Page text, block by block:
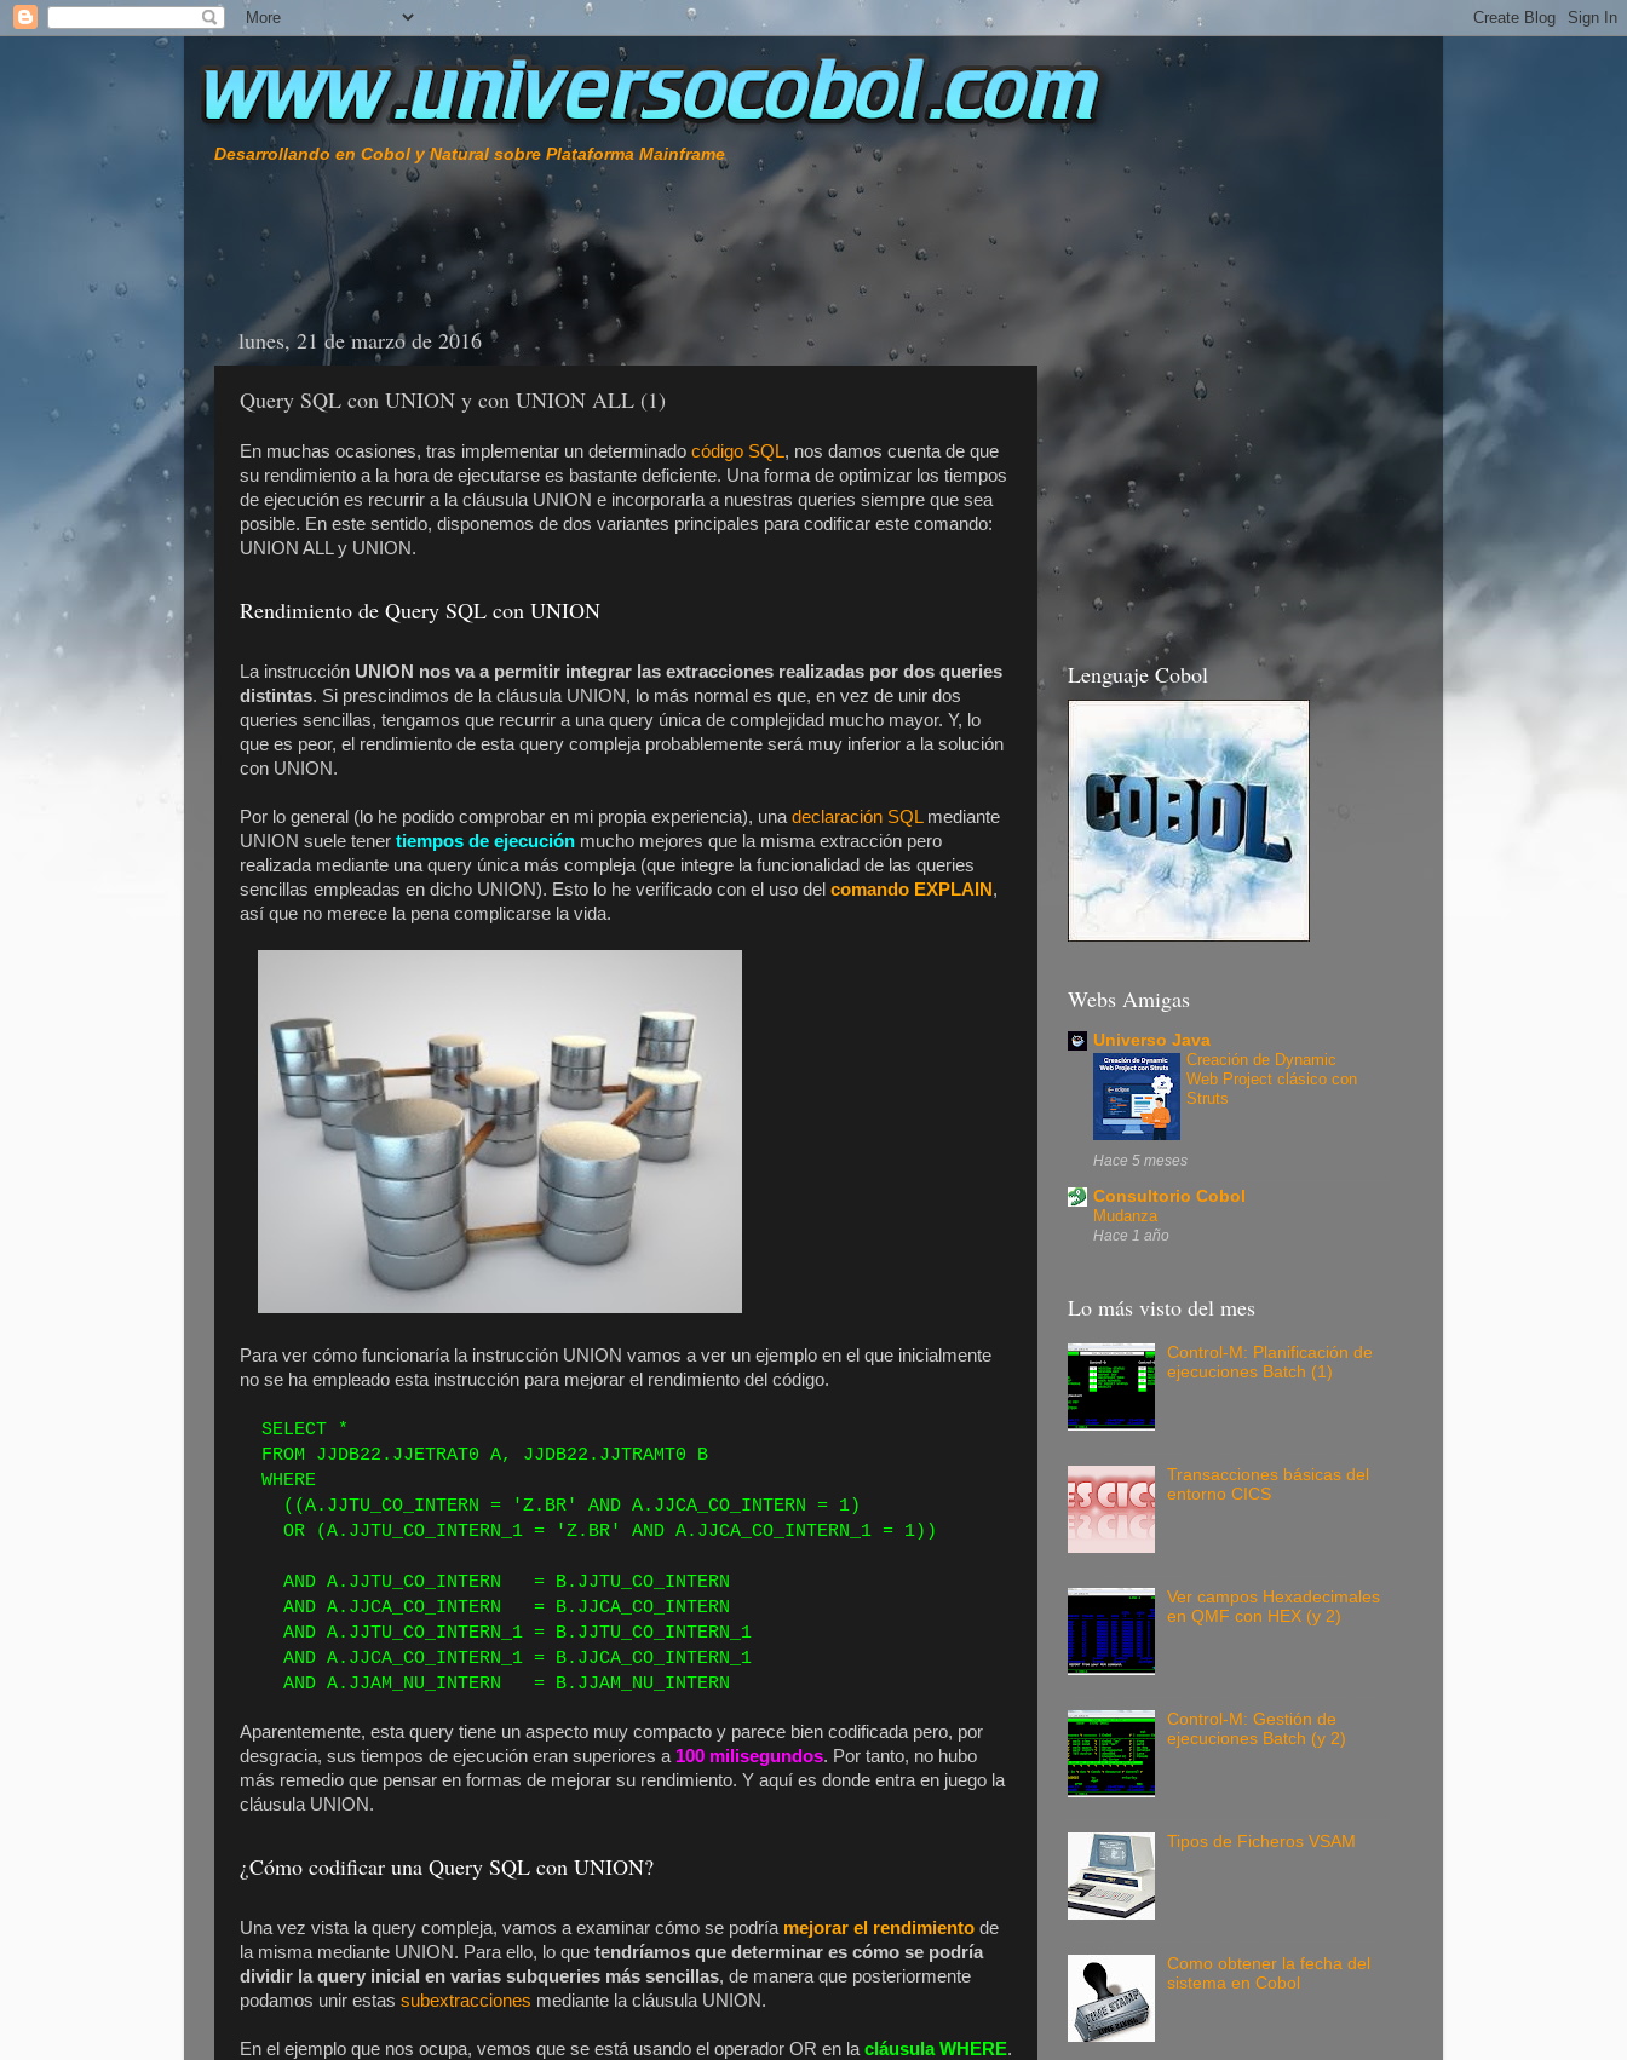
Desarrollando en Cobol y Natural sobre Plataforma Mainframe
lunes, 21 de marzo de 2016
Query SQL con UNION y con UNION ALL (1)
En muchas ocasiones, tras implementar un determinado código SQL, nos damos cuenta de que
su rendimiento a la hora de ejecutarse es bastante deficiente. Una forma de optimizar los tiempos
de ejecución es recurrir a la cláusula UNION e incorporarla a nuestras queries siempre que sea
posible. En este sentido, disponemos de dos variantes principales para codificar este comando:
UNION ALL y UNION.
Rendimiento de Query SQL con UNION
La instrucción UNION nos va a permitir integrar las extracciones realizadas por dos queries
distintas. Si prescindimos de la cláusula UNION, lo más normal es que, en vez de unir dos
queries sencillas, tengamos que recurrir a una query única de complejidad mucho mayor. Y, lo
que es peor, el rendimiento de esta query compleja probablemente será muy inferior a la solución
con UNION.
Por lo general (lo he podido comprobar en mi propia experiencia), una declaración SQLmediante
UNION suele tener tiempos de ejecución mucho mejores que la misma extracción pero
realizada mediante una query única más compleja (que integre la funcionalidad de las queries
sencillas empleadas en dicho UNION). Esto lo he verificado con el uso del comando EXPLAIN,
así que no merece la pena complicarse la vida.
Para ver cómo funcionaría la instrucción UNION vamos a ver un ejemplo en el que inicialmente
no se ha empleado esta instrucción para mejorar el rendimiento del código.
SELECT *
FROM JJDB22.JJETRAT0 A, JJDB22.JJTRAMT0 B
WHERE
((A.JJTU_CO_INTERN = 'Z.BR' AND A.JJCA_CO_INTERN = 1)
OR (A.JJTU_CO_INTERN_1 = 'Z.BR' AND A.JJCA_CO_INTERN_1 = 1))
AND A.JJTU_CO_INTERN = B.JJTU_CO_INTERN
AND A.JJCA_CO_INTERN = B.JJCA_CO_INTERN
AND A.JJTU_CO_INTERN_1 = B.JJTU_CO_INTERN_1
AND A.JJCA_CO_INTERN_1 = B.JJCA_CO_INTERN_1
AND A.JJAM_NU_INTERN = B.JJAM_NU_INTERN
Aparentemente, esta query tiene un aspecto muy compacto y parece bien codificada pero, por
desgracia, sus tiempos de ejecución eran superiores a 100 milisegundos. Por tanto, no hubo
más remedio que pensar en formas de mejorar su rendimiento. Y aquí es donde entra en juego la
cláusula UNION.
¿Cómo codificar una Query SQL con UNION?
Una vez vista la query compleja, vamos a examinar cómo se podría mejorar el rendimiento de
la misma mediante UNION. Para ello, lo que tendríamos que determinar es cómo se podría
dividir la query inicial en varias subqueries más sencillas, de manera que posteriormente
podamos unir estas subextracciones mediante la cláusula UNION.
En el ejemplo que nos ocupa, vemos que se está usando el operador OR en la cláusula WHERE.
Lenguaje Cobol
Webs Amigas
Universo Java
Creación de Dynamic
Web Project clásico con
Struts
Hace 5 meses
Consultorio Cobol
Mudanza
Hace 1 año
Lo más visto del mes
Control-M: Planificación de
ejecuciones Batch (1)
Transacciones básicas del
entorno CICS
Ver campos Hexadecimales
en QMF con HEX (y 2)
Control-M: Gestión de
ejecuciones Batch (y 2)
Tipos de Ficheros VSAM
Como obtener la fecha del
sistema en Cobol